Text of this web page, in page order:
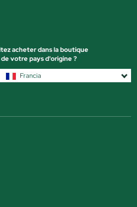
acheter dans la boutique
votre pays d'origine ?
Francia